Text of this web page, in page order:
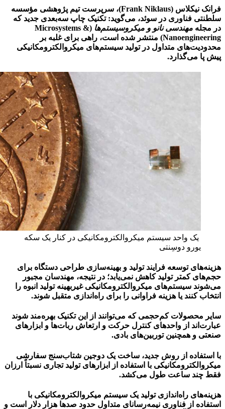
فرانک نیکلاس (Frank Niklaus)، سرپرست تیم پژوهشی مؤسسه
سلطنتی فناوری در سوئد، می‌گوید: تکنیک چاپ سه‌بعدی جدید که
در مجله مهندسی نانو و میکروسیستم‌ها
(Microsystems &
Nanoengineering) منتشر شده است، راهی برای غلبه بر
محدودیت‌های متداول در تولید سیستم‌های میکروالکترومکانیکی
پیش پا می‌گذارد.
یک واحد سیستم میکروالکترومکانیکی در کنار یک سکه
یورو دوسِنتی
هزینه‌های توسعه فرایند تولید و بهینه‌سازی طراحی دستگاه برای
حجم‌های کمتر تولید کاهش نمی‌یابد؛ در نتیجه، مهندسان مجبور
می‌شوند سیستم‌های میکروالکترومکانیکی غیربهینه تولید انبوه را
انتخاب کنند یا هزینه فراوانی را برای راه‌اندازی متقبل شوند.
سایر محصولات کم‌حجمی که می‌توانند از این تکنیک بهره‌مند شوند
عبارت‌اند از واحدهای کنترل حرکت و ارتعاش ربات‌ها و ابزارهای
صنعتی و همچنین توربین‌های بادی.
با استفاده از روش جدید، ساخت یک دوجین شتاب‌سنج سفارشی
میکروالکترومکانیکی با استفاده از ابزارهای تولید تجاری نسبتاً ارزان
فقط چند ساعت طول می‌کشد.
هزینه‌های راه‌اندازی تولید یک سیستم میکروالکترومکانیکی با
استفاده از فناوری نیمه‌رسانای متداول حدود صدها هزار دلار است و